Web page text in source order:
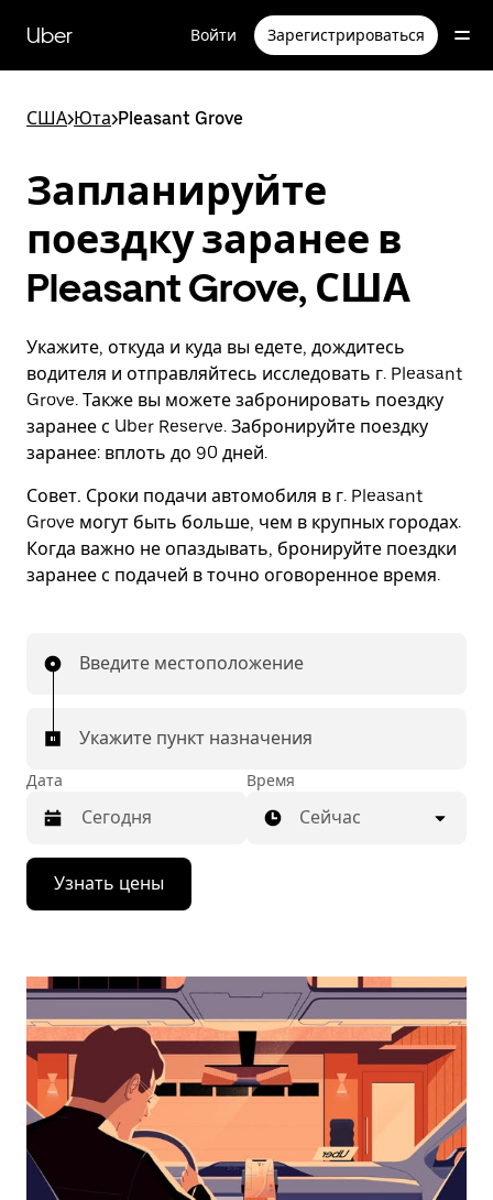
перейти
к
Uber Войти Зарегистрироваться
США>Юта>Pleasant Grove
Запланируйте
поездку заранее в
Pleasant Grove, США
Укажите, откуда и куда вы едете, дождитесь
водителя и отправляйтесь исследовать г. Pleasant
Grove. Также вы можете забронировать поездку
заранее с Uber Reserve. Забронируйте поездку
заранее: вплоть до 90 дней.
Совет. Сроки подачи автомобиля в г. Pleasant
Grove могут быть больше, чем в крупных городах.
Когда важно не опаздывать, бронируйте поездки
заранее с подачей в точно оговоренное время.
Введите местоположение
Укажите пункт назначения
Дата
Нажмите
стрелку
вниз,
календарю
выбрать
дату.
Чтобы
закрыть
календарь,
нажмите
Esc.
Время
Сейчас
Узнать цены